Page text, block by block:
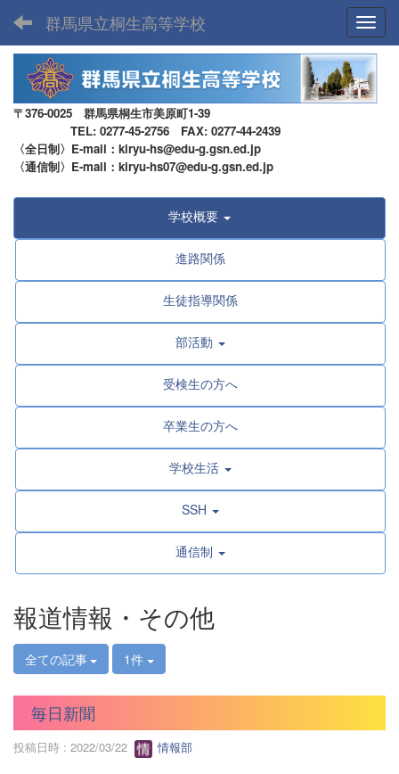
群馬県立桐生高等学校
〒376-0025 群馬県桐生市美原町1-39
TEL: 0277-45-2756 FAX: 0277-44-2439
〈全日制〉E-mail：kiryu-hs@edu-g.gsn.ed.jp
〈通信制〉E-mail：kiryu-hs07@edu-g.gsn.ed.jp
学校概要
進路関係
生徒指導関係
部活動
受検生の方へ
卒業生の方へ
学校生活
SSH
通信制
報道情報・その他
全ての記事 1件
毎日新聞
投稿日時 : 2022/03/22 情報部